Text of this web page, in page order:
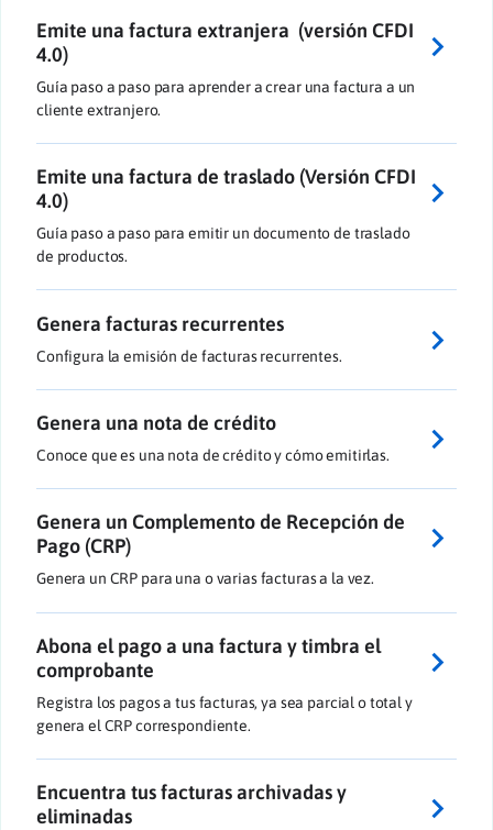
Emite una factura extranjera (versión CFDI
4.0)
Guía paso a paso para aprender a crear una factura a un
cliente extranjero.
Emite una factura de traslado (Versión CFDI
4.0)
Guía paso a paso para emitir un documento de traslado
de productos.
Genera facturas recurrentes
Configura la emisión de facturas recurrentes.
Genera una nota de crédito
Conoce que es una nota de crédito y cómo emitirlas.
Genera un Complemento de Recepción de
Pago (CRP)
Genera un CRP para una o varias facturas a la vez.
Abona el pago a una factura y timbra el
comprobante
Registra los pagos a tus facturas, ya sea parcial o total y
genera el CRP correspondiente.
Encuentra tus facturas archivadas y
eliminadas